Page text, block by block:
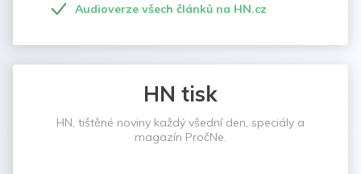
Audioverze všech článků na HN.cz
HN tisk
HN, tištěné noviny každý všední den, speciály a
magazín PročNe.